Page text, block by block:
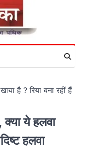
है ? रिया बना रहीं हैं
ये हलवा
हलवा